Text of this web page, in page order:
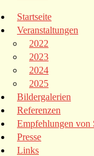
Startseite
Veranstaltungen
2022
2023
2024
2025
Bildergalerien
Referenzen
Empfehlungen von
Presse
Links